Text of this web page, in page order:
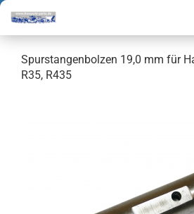
Spurstangenbolzen 19,0 mm für
R35, R435